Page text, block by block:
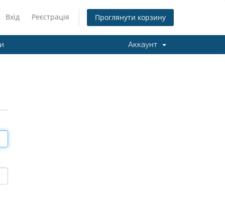
Вхід Реєстрація Проглянути корзину
Аккаунт